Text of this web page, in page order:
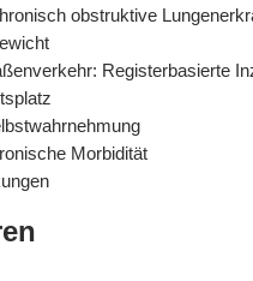
obstruktive
Registerbasierte
Morbidität